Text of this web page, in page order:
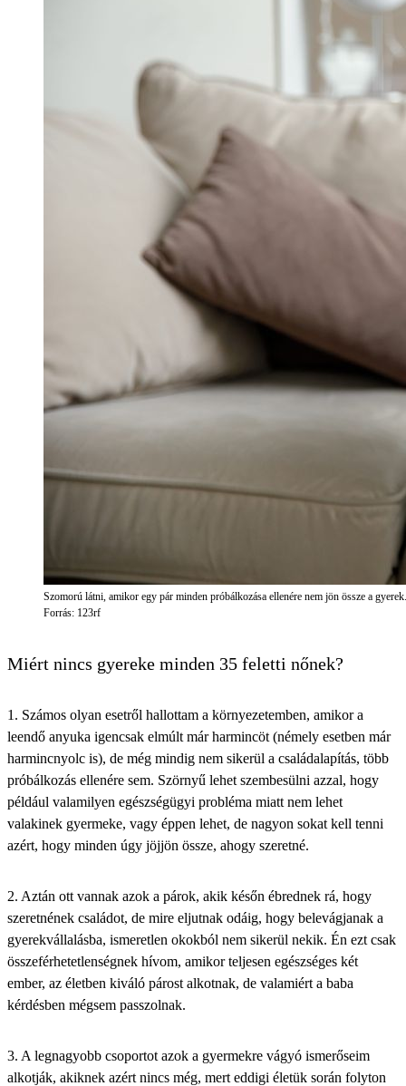
Szomorú látni, amikor egy pár minden próbálkozása ellenére nem jön össze a gyerek.
Forrás: 123rf
Miért nincs gyereke minden 35 feletti nőnek?
1. Számos olyan esetről hallottam a környezetemben, amikor a
leendő anyuka igencsak elmúlt már harmincöt (némely esetben már
harmincnyolc is), de még mindig nem sikerül a családalapítás, több
próbálkozás ellenére sem. Szörnyű lehet szembesülni azzal, hogy
például valamilyen egészségügyi probléma miatt nem lehet
valakinek gyermeke, vagy éppen lehet, de nagyon sokat kell tenni
azért, hogy minden úgy jöjjön össze, ahogy szeretné.
2. Aztán ott vannak azok a párok, akik későn ébrednek rá, hogy
szeretnének családot, de mire eljutnak odáig, hogy belevágjanak a
gyerekvállalásba, ismeretlen okokból nem sikerül nekik. Én ezt csak
összeférhetetlenségnek hívom, amikor teljesen egészséges két
ember, az életben kiváló párost alkotnak, de valamiért a baba
kérdésben mégsem passzolnak.
3. A legnagyobb csoportot azok a gyermekre vágyó ismerőseim
alkotják, akiknek azért nincs még, mert eddigi életük során folyton